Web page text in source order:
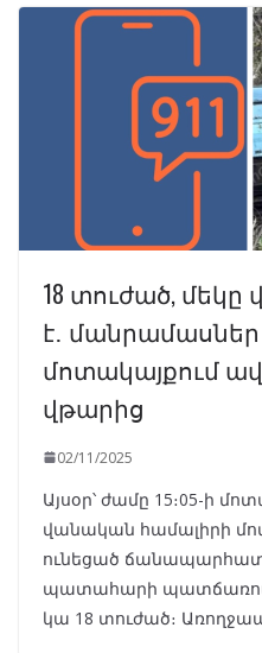
18 տուժած,
է․
մոտակայքում
վթարից
02/11/2025
Այսօր՝ ժամը 15։05-ի
վանական համալիրի
ունեցած
պատահարի պատճառով
կա 18 տուժած։